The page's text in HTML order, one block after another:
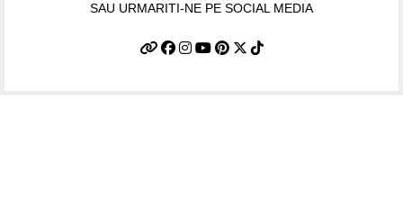
SAU URMARITI-NE PE SOCIAL MEDIA